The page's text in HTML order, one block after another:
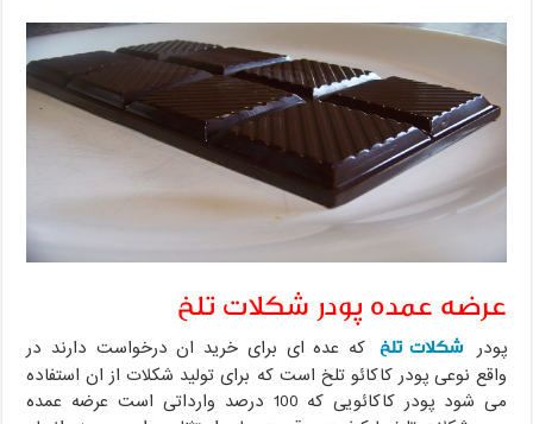
عرضه عمده پودر شکلات تلخ
پودر شکلات تلخ که عده ای برای خرید ان درخواست دارند در
واقع نوعی پودر کاکائو تلخ است که برای تولید شکلات از ان استفاده
می شود پودر کاکائویی که 100 درصد وارداتی است عرضه عمده